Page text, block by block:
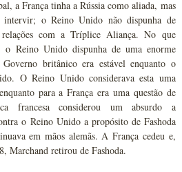
a França tinha a Rússia como aliada, mas
intervir; o Reino Unido não dispunha de
com a Tríplice Aliança. No que
o Reino Unido dispunha de uma enorme
britânico era estável enquanto o
O Reino Unido considerava esta uma
para a França era uma questão de
francesa considerou um absurdo a
o Reino Unido a propósito de Fashoda
em mãos alemãs. A França cedeu e,
Marchand retirou de Fashoda.